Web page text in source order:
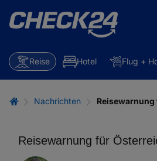
Reise Hotel Flug +
Nachrichten
Reisewarnung für